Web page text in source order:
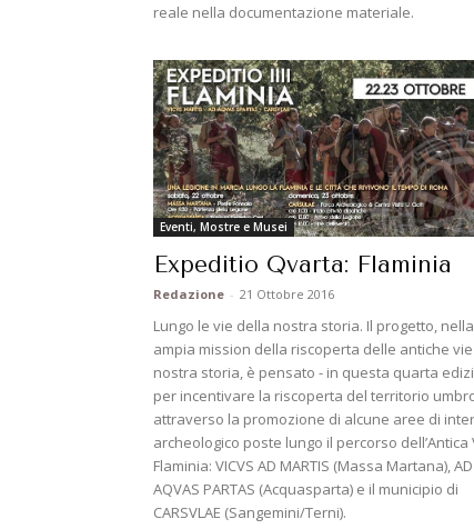
reale nella documentazione materiale.
Eventi, Mostre e Musei
Expeditio Qvarta: Flaminia
Redazione - 21 Ottobre 2016
Lungo le vie della nostra storia. Il progetto,
ampia mission della riscoperta delle antiche
nostra storia, è pensato - in questa quarta
per incentivare la riscoperta del territorio
attraverso la promozione di alcune aree di
archeologico poste lungo il percorso dell’Antica
Flaminia: VICVS AD MARTIS (Massa Martana), AD
AQVAS PARTAS (Acquasparta) e il municipio di
CARSVLAE (Sangemini/Terni).